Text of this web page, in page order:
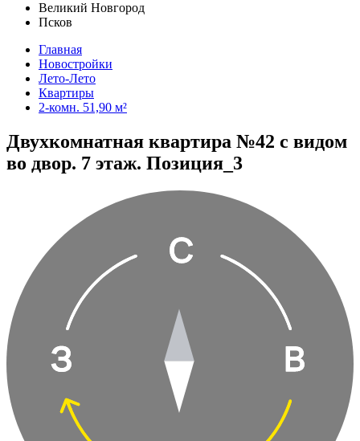
Великий Новгород
Псков
Главная
Новостройки
Лето-Лето
Квартиры
2-комн. 51,90 м²
Двухкомнатная квартира №42 с видом
во двор. 7 этаж. Позиция_3